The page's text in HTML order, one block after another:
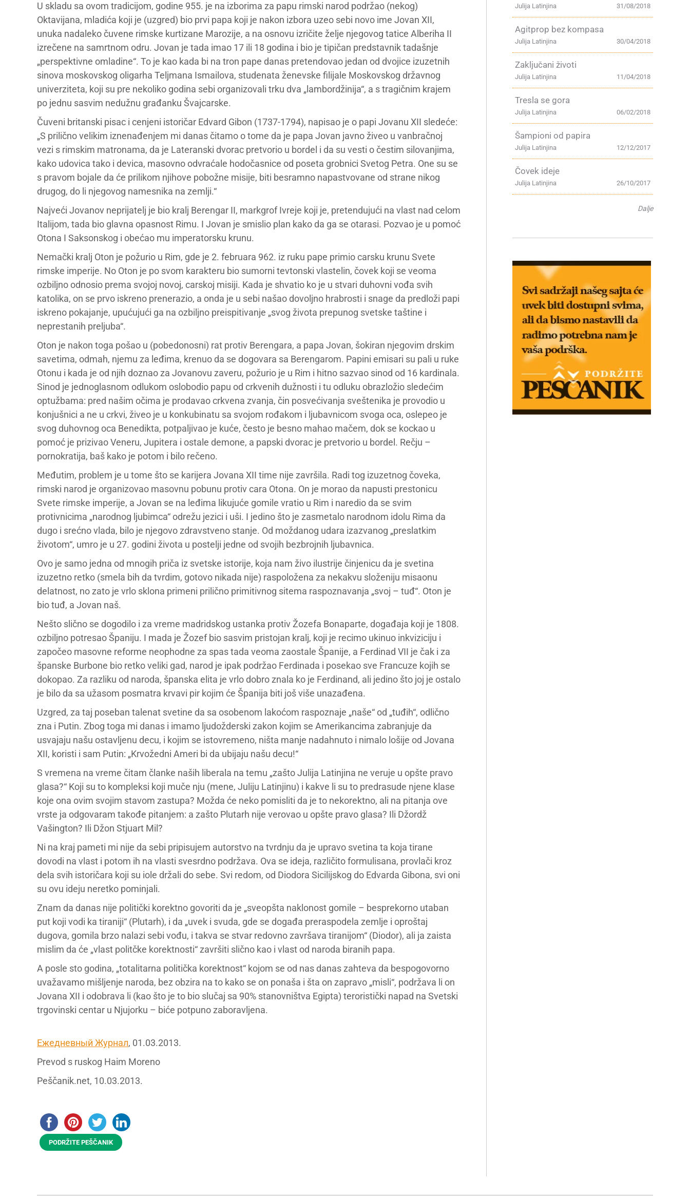
U skladu sa ovom tradicijom, godine 955. je na izborima za papu rimski narod podržao (nekog)
Oktavijana, mladića koji je (uzgred) bio prvi papa koji je nakon izbora uzeo sebi novo ime Jovan XII,
unuka nadaleko čuvene rimske kurtizane Marozije, a na osnovu izričite želje njegovog tatice Alberiha II
izrečene na samrtnom odru. Jovan je tada imao 17 ili 18 godina i bio je tipičan predstavnik tadašnje
„perspektivne omladine“. To je kao kada bi na tron pape danas pretendovao jedan od dvojice izuzetnih
sinova moskovskog oligarha Teljmana Ismailova, studenata ženevske filijale Moskovskog državnog
univerziteta, koji su pre nekoliko godina sebi organizovali trku dva „lambordžinija“, a s tragičnim krajem
po jednu sasvim nedužnu građanku Švajcarske.
Čuveni britanski pisac i cenjeni istoričar Edvard Gibon (1737-1794), napisao je o papi Jovanu XII sledeće:
„S prilično velikim iznenađenjem mi danas čitamo o tome da je papa Jovan javno živeo u vanbračnoj
vezi s rimskim matronama, da je Lateranski dvorac pretvorio u bordel i da su vesti o čestim silovanjima,
kako udovica tako i devica, masovno odvraćale hodočasnice od poseta grobnici Svetog Petra. One su se
s pravom bojale da će prilikom njihove pobožne misije, biti besramno napastvovane od strane nikog
drugog, do li njegovog namesnika na zemlji.“
Najveći Jovanov neprijatelj je bio kralj Berengar II, markgrof Ivreje koji je, pretendujući na vlast nad celom
Italijom, tada bio glavna opasnost Rimu. I Jovan je smislio plan kako da ga se otarasi. Pozvao je u pomoć
Otona I Saksonskog i obećao mu imperatorsku krunu.
Nemački kralj Oton je požurio u Rim, gde je 2. februara 962. iz ruku pape primio carsku krunu Svete
rimske imperije. No Oton je po svom karakteru bio sumorni tevtonski vlastelin, čovek koji se veoma
ozbiljno odnosio prema svojoj novoj, carskoj misiji. Kada je shvatio ko je u stvari duhovni vođa svih
katolika, on se prvo iskreno prenerazio, a onda je u sebi našao dovoljno hrabrosti i snage da predloži papi
iskreno pokajanje, upućujući ga na ozbiljno preispitivanje „svog života prepunog svetske taštine i
neprestanih preljuba“.
Oton je nakon toga pošao u (pobedonosni) rat protiv Berengara, a papa Jovan, šokiran njegovim drskim
savetima, odmah, njemu za leđima, krenuo da se dogovara sa Berengarom. Papini emisari su pali u ruke
Otonu i kada je od njih doznao za Jovanovu zaveru, požurio je u Rim i hitno sazvao sinod od 16 kardinala.
Sinod je jednoglasnom odlukom oslobodio papu od crkvenih dužnosti i tu odluku obrazložio sledećim
optužbama: pred našim očima je prodavao crkvena zvanja, čin posvećivanja sveštenika je provodio u
konjušnici a ne u crkvi, živeo je u konkubinatu sa svojom rođakom i ljubavnicom svoga oca, oslepeo je
svog duhovnog oca Benedikta, potpaljivao je kuće, često je besno mahao mačem, dok se kockao u
pomoć je prizivao Veneru, Jupitera i ostale demone, a papski dvorac je pretvorio u bordel. Rečju –
pornokratija, baš kako je potom i bilo rečeno.
Međutim, problem je u tome što se karijera Jovana XII time nije završila. Radi tog izuzetnog čoveka,
rimski narod je organizovao masovnu pobunu protiv cara Otona. On je morao da napusti prestonicu
Svete rimske imperije, a Jovan se na leđima likujuće gomile vratio u Rim i naredio da se svim
protivnicima „narodnog ljubimca“ odrežu jezici i uši. I jedino što je zasmetalo narodnom idolu Rima da
dugo i srećno vlada, bilo je njegovo zdravstveno stanje. Od moždanog udara izazvanog „preslatkim
životom“, umro je u 27. godini života u postelji jedne od svojih bezbrojnih ljubavnica.
Ovo je samo jedna od mnogih priča iz svetske istorije, koja nam živo ilustrije činjenicu da je svetina
izuzetno retko (smela bih da tvrdim, gotovo nikada nije) raspoložena za nekakvu složeniju misaonu
delatnost, no zato je vrlo sklona primeni prilično primitivnog sitema raspoznavanja „svoj – tuđ“. Oton je
bio tuđ, a Jovan naš.
Nešto slično se dogodilo i za vreme madridskog ustanka protiv Žozefa Bonaparte, događaja koji je 1808.
ozbiljno potresao Španiju. I mada je Žozef bio sasvim pristojan kralj, koji je recimo ukinuo inkviziciju i
započeo masovne reforme neophodne za spas tada veoma zaostale Španije, a Ferdinad VII je čak i za
španske Burbone bio retko veliki gad, narod je ipak podržao Ferdinada i posekao sve Francuze kojih se
dokopao. Za razliku od naroda, španska elita je vrlo dobro znala ko je Ferdinand, ali jedino što joj je ostalo
je bilo da sa užasom posmatra krvavi pir kojim će Španija biti još više unazađena.
Uzgred, za taj poseban talenat svetine da sa osobenom lakoćom raspoznaje „naše“ od „tuđih“, odlično
zna i Putin. Zbog toga mi danas i imamo ljudožderski zakon kojim se Amerikancima zabranjuje da
usvajaju našu ostavljenu decu, i kojim se istovremeno, ništa manje nadahnuto i nimalo lošije od Jovana
XII, koristi i sam Putin: „Krvožedni Ameri bi da ubijaju našu decu!“
S vremena na vreme čitam članke naših liberala na temu „zašto Julija Latinjina ne veruje u opšte pravo
glasa?“ Koji su to kompleksi koji muče nju (mene, Juliju Latinjinu) i kakve li su to predrasude njene klase
koje ona ovim svojim stavom zastupa? Možda će neko pomisliti da je to nekorektno, ali na pitanja ove
vrste ja odgovaram takođe pitanjem: a zašto Plutarh nije verovao u opšte pravo glasa? Ili Džordž
Vašington? Ili Džon Stjuart Mil?
Ni na kraj pameti mi nije da sebi pripisujem autorstvo na tvrdnju da je upravo svetina ta koja tirane
dovodi na vlast i potom ih na vlasti svesrdno podržava. Ova se ideja, različito formulisana, provlači kroz
dela svih istoričara koji su iole držali do sebe. Svi redom, od Diodora Sicilijskog do Edvarda Gibona, svi oni
su ovu ideju neretko pominjali.
Znam da danas nije politički korektno govoriti da je „sveopšta naklonost gomile – besprekorno utaban
put koji vodi ka tiraniji“ (Plutarh), i da „uvek i svuda, gde se događa preraspodela zemlje i oproštaj
dugova, gomila brzo nalazi sebi vođu, i takva se stvar redovno završava tiranijom“ (Diodor), ali ja zaista
mislim da će „vlast politčke korektnosti“ završiti slično kao i vlast od naroda biranih papa.
A posle sto godina, „totalitarna politička korektnost“ kojom se od nas danas zahteva da bespogovorno
uvažavamo mišljenje naroda, bez obzira na to kako se on ponaša i šta on zapravo „misli“, podržava li on
Jovana XII i odobrava li (kao što je to bio slučaj sa 90% stanovništva Egipta) teroristički napad na Svetski
trgovinski centar u Njujorku – biće potpuno zaboravljena.
Ежедневный Журнал, 01.03.2013.
Prevod s ruskog Haim Moreno
Peščanik.net, 10.03.2013.
PODRŽITE PEŠČANIK
31/08/2018
Julija Latinjina
Agitprop bez kompasa
30/04/2018
Julija Latinjina
Zaključani životi
11/04/2018
Julija Latinjina
Tresla se gora
06/02/2018
Julija Latinjina
Šampioni od papira
12/12/2017
Julija Latinjina
Čovek ideje
26/10/2017
Julija Latinjina
Dalje